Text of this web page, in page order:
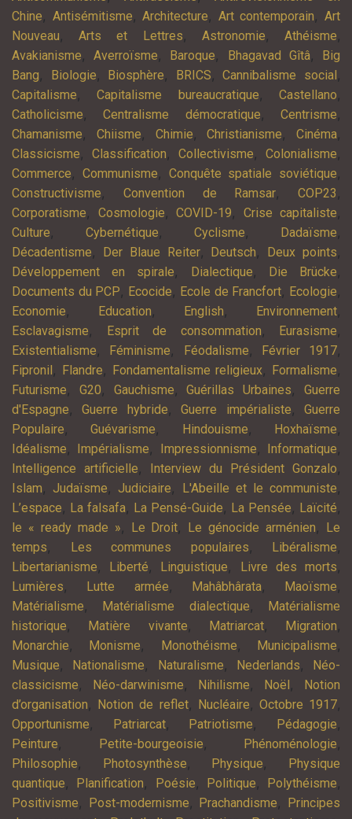
Chine, Antisémitisme,Architecture, Art contemporain,Art
Nouveau,Arts et Lettres, Astronomie,Athéisme,
Avakianisme,Averroïsme, Baroque, Bhagavad Gîtâ,
Big
Bang, Biologie, Biosphère, BRICS,Cannibalisme social ,
Capitalisme,Capitalisme bureaucratique,Castellano,
Catholicisme,Centralisme démocratique,Centrisme,
Chamanisme, Chiisme, Chimie,Christianisme, Cinéma,
Classicisme, Classification, Collectivisme, Colonialisme,
Commerce, Communisme, Conquête spatiale soviétique,
Constructivisme, Convention de Ramsar, COP23 ,
Corporatisme, Cosmologie, COVID-19, Crise capitaliste,
Culture, Cybernétique, Cyclisme, Dadaïsme,
Décadentisme, Der Blaue Reiter, Deutsch, Deux points,
Développement en spirale, Dialectique, Die Brücke,
Documents du PCP, Ecocide, Ecole de Francfort, Ecologie,
Economie, Education, English, Environnement,
Esclavagisme, Esprit de consommation, Eurasisme,
Existentialisme, Féminisme, Féodalisme, Février 1917,
Fipronil , Flandre, Fondamentalisme religieux, Formalisme,
Futurisme, G20, Gauchisme,Guérillas Urbaines,Guerre
d'Espagne,Guerre hybride,Guerre impérialiste,Guerre
Populaire,Guévarisme, Hindouisme, Hoxhaïsme,
Idéalisme, Impérialisme, Impressionnisme, Informatique,
Intelligence artificielle, Interview du Président Gonzalo,
Islam, Judaïsme, Judiciaire, L'Abeille et le communiste,
L’espace, La falsafa, La Pensé-Guide, La Pensée, Laïcité,
le « ready made », Le Droit, Le génocide arménien,
Le
temps, Les communes populaires, Libéralisme,
Libertarianisme, Liberté, Linguistique, Livre des morts,
Lumières, Lutte armée, Mahâbhârata, Maoïsme,
Matérialisme, Matérialisme dialectique,
Matérialisme
historique, Matière vivante, Matriarcat, Migration,
Monarchie, Monisme, Monothéisme, Municipalisme,
Musique, Nationalisme, Naturalisme, Nederlands,
Néo-
classicisme, Néo-darwinisme, Nihilisme, Noël ,
Notion
d’organisation, Notion de reflet, Nucléaire, Octobre 1917,
Opportunisme, Patriarcat, Patriotisme, Pédagogie,
Peinture, Petite-bourgeoisie, Phénoménologie,
Philosophie, Photosynthèse, Physique,
Physique
quantique, Planification, Poésie, Politique, Polythéisme,
Positivisme, Post-modernisme, Prachandisme,
Principes